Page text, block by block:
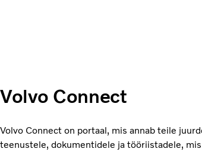
Volvo Connect
Volvo Connect on portaal, mis annab teile
teenustele, dokumentidele ja tööriistadele,